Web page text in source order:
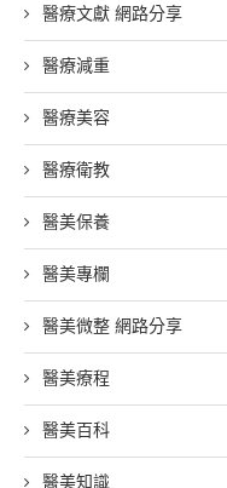
醫療文獻 網路分享
醫療減重
醫療美容
醫療衛教
醫美保養
醫美專欄
醫美微整 網路分享
醫美療程
醫美百科
醫美知識